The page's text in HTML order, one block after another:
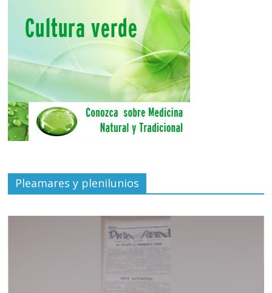
Pleamares y plenilunios